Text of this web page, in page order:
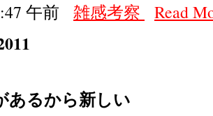
午前 雑感考察 Read
あるから新しい